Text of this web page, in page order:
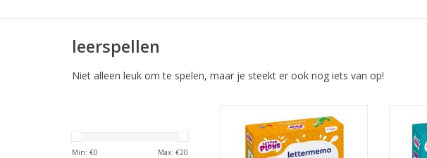
leerspellen
Niet alleen leuk om te spelen, maar je steekt er ook nog iets van op!
Min: €0 Max: €20
TOEVOEGEN AAN WINKELWAGEN